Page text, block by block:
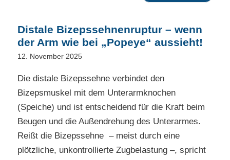
Distale Bizepssehnenruptur – wenn
der Arm wie bei „Popeye“ aussieht!
12. November 2025
Die distale Bizepssehne verbindet den
Bizepsmuskel mit dem Unterarmknochen
(Speiche) und ist entscheidend für die Kraft beim
Beugen und die Außendrehung des Unterarmes.
Reißt die Bizepssehne – meist durch eine
plötzliche, unkontrollierte Zugbelastung –, spricht